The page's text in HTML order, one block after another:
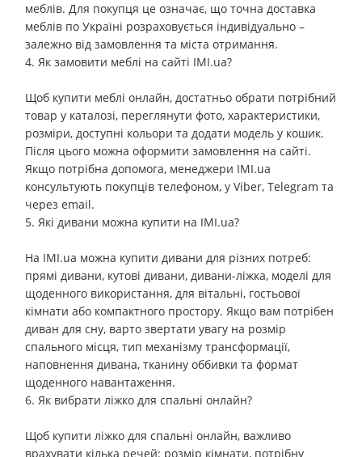
меблів. Для покупця це означає, що точна доставка
меблів по Україні розраховується індивідуально –
залежно від замовлення та міста отримання.
4. Як замовити меблі на сайті IMI.ua?
Щоб купити меблі онлайн, достатньо обрати потрібний
товар у каталозі, переглянути фото, характеристики,
розміри, доступні кольори та додати модель у кошик.
Після цього можна оформити замовлення на сайті.
Якщо потрібна допомога, менеджери IMI.ua
консультують покупців телефоном, у Viber, Telegram та
через email.
5. Які дивани можна купити на IMI.ua?
На IMI.ua можна купити дивани для різних потреб:
прямі дивани, кутові дивани, дивани-ліжка, моделі для
щоденного використання, для вітальні, гостьової
кімнати або компактного простору. Якщо вам потрібен
диван для сну, варто звертати увагу на розмір
спального місця, тип механізму трансформації,
наповнення дивана, тканину оббивки та формат
щоденного навантаження.
6. Як вибрати ліжко для спальні онлайн?
Щоб купити ліжко для спальні онлайн, важливо
врахувати кілька речей: розмір кімнати, потрібну